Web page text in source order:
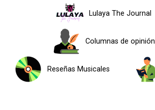
Lulaya The Journal
Columnas de opinión
Reseñas Musicales